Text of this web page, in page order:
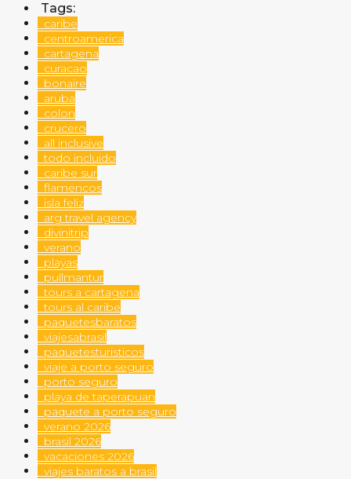
Tags:
caribe
centroamerica
cartagena
curacao
bonaire
aruba
colon
crucero
all inclusive
todo incluido
caribe sur
flamencos
isla feliz
arg travel agency
divinitrip
verano
playas
pullmantur
tours a cartagena
tours al caribe
paquetesbaratos
viajesabrasil
paquetesturisticos
viaje a porto seguro
porto seguro
playa de taperapuan
paquete a porto seguro
verano 2026
brasil 2026
vacaciones 2026
viajes baratos a brasil